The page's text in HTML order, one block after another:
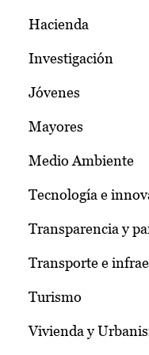
Hacienda
Investigación
Jóvenes
Mayores
Medio Ambiente
Tecnología e
Transparencia y
Transporte e
Turismo
Vivienda y